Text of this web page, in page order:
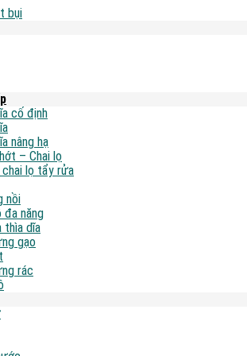
bụi
cố định
nâng hạ
– Chai lọ
chai lọ tẩy rửa
nồi
đa năng
thìa dĩa
gạo
rác